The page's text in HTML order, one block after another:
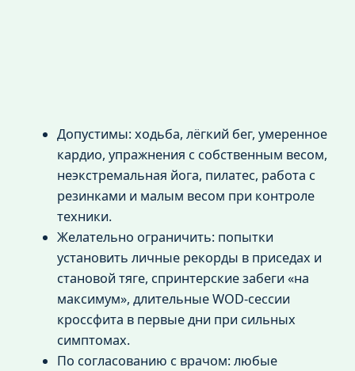
Допустимы: ходьба, лёгкий бег, умеренное
кардио, упражнения с собственным весом,
неэкстремальная йога, пилатес, работа с
резинками и малым весом при контроле
техники.
Желательно ограничить: попытки
установить личные рекорды в приседах и
становой тяге, спринтерские забеги «на
максимум», длительные WOD-сессии
кроссфита в первые дни при сильных
симптомах.
По согласованию с врачом: любые